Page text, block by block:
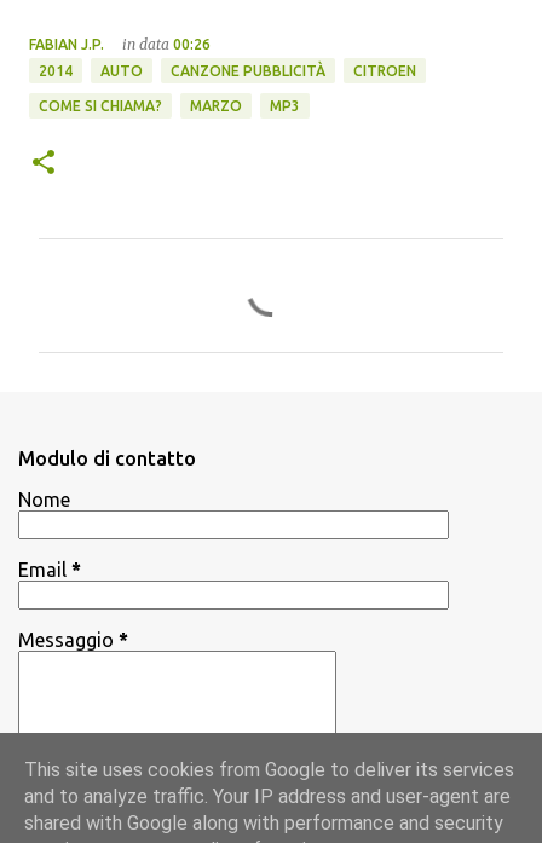
FABIAN J.P. in data 00:26
2014
AUTO CANZONE PUBBLICITÀ CITROEN
COME SI CHIAMA? MARZO MP3
i
Modulo di contatto
Nome
Email *
Messaggio *
This site uses cookies from Google to deliver its services
and to analyze traffic. Your IP address and user-agent are
shared with Google along with performance and security